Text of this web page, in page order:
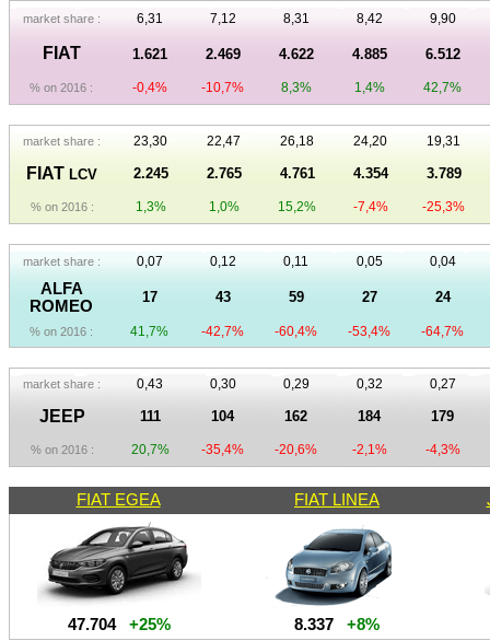
market share : 6,31 7,12 8,31 8,42 9,90
FIAT 1.621 2.469 4.622 4.885 6.512
% on 2016 : -0,4% -10,7% 8,3% 1,4% 42,7%
market share : 23,30 22,47 26,18 24,20 19,31
FIAT LCV 2.245 2.765 4.761 4.354 3.789
% on 2016 : 1,3% 1,0% 15,2% -7,4% -25,3%
market share : 0,07 0,12 0,11 0,05 0,04
ALFA
ROMEO
17 43 59 27 24
% on 2016 : 41,7% -42,7% -60,4% -53,4% -64,7%
market share : 0,43 0,30 0,29 0,32 0,27
JEEP 111 104 162 184 179
% on 2016 : 20,7% -35,4% -20,6% -2,1% -4,3%
FIAT EGEA FIAT LINEA
47.704 +25% 8.337 +8%